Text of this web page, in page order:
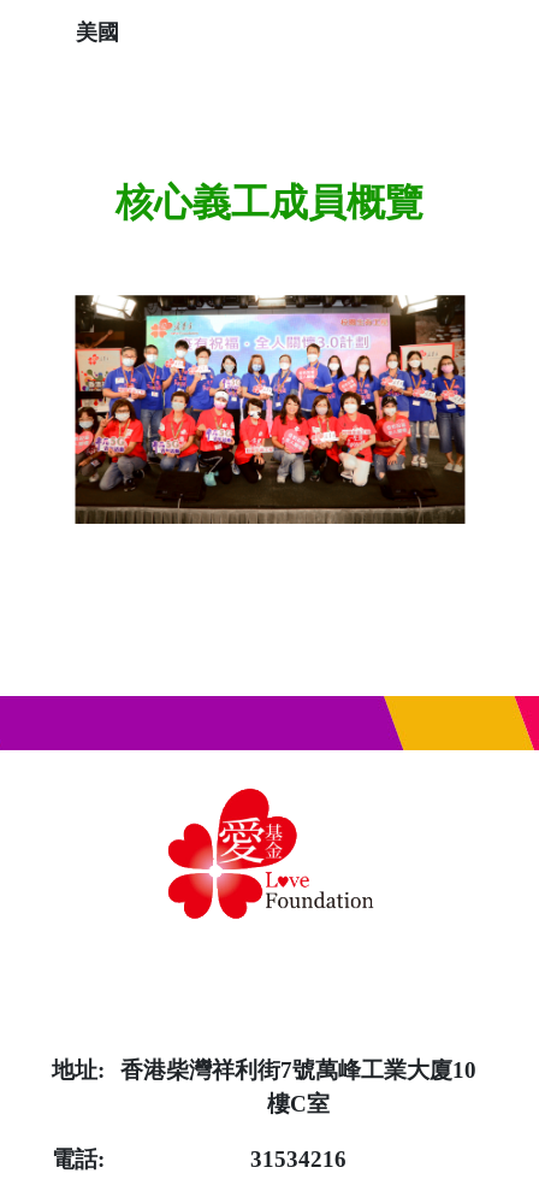
美國
核心義工成員概覽
地址:
香港柴灣祥利街7號萬峰工業大廈10
樓C室
電話: 31534216